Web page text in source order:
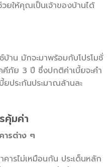
ยให้คุณเป็นเจ้าของบ้านได้
าน มักจะมาพร้อมกับโปรโมชั่
คีภัย 3 ปี ซึ่งปกติค่าเบี้ยจะคำ
ประกันประมาณล้านละ
คุ้มค่า
ารต่าง ๆ
ารไม่เหมือนกัน ประเด็นหลัก